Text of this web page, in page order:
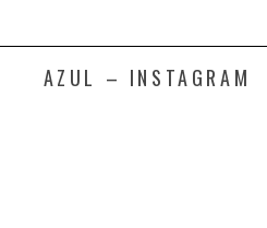
AZUL – INSTAGRAM